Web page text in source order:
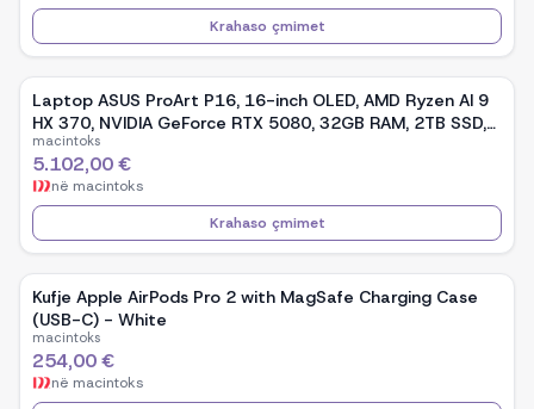
Krahaso çmimet
Laptop ASUS ProArt P16, 16-inch OLED, AMD Ryzen AI 9
HX 370, NVIDIA GeForce RTX 5080, 32GB RAM, 2TB SSD,
Windows 11 Pro - Black
macintoks
5.102,00 €
në macintoks
Krahaso çmimet
Kufje Apple AirPods Pro 2 with MagSafe Charging Case
(USB-C) - White
macintoks
254,00 €
në macintoks